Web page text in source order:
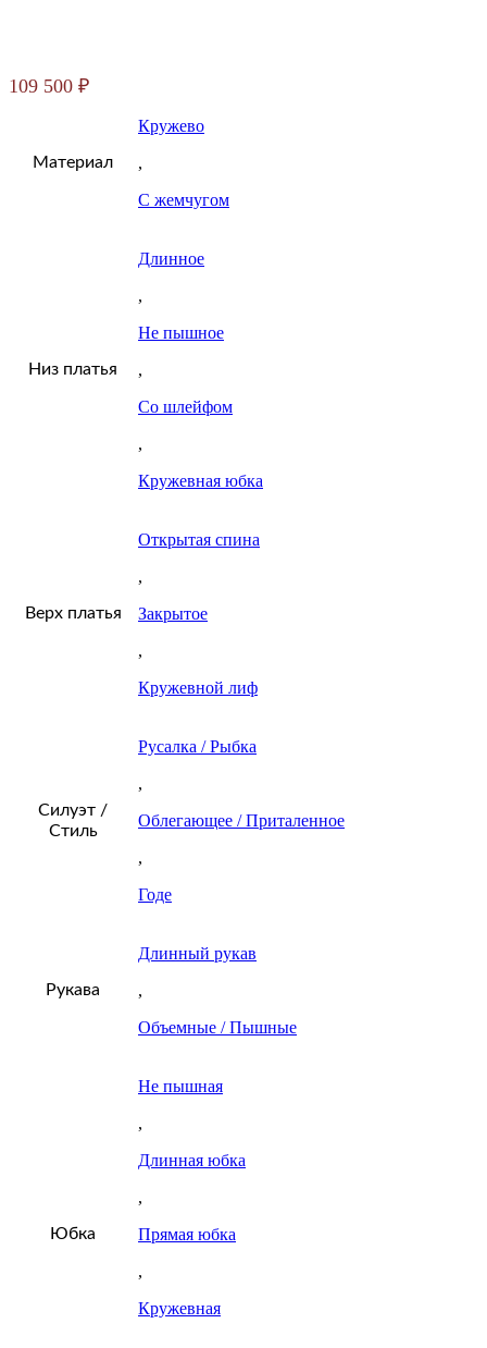
109 500 ₽
Материал
Кружево
,
С жемчугом
Низ платья
Длинное
,
Не пышное
,
Со шлейфом
,
Кружевная юбка
Верх платья
Открытая спина
,
Закрытое
,
Кружевной лиф
Силуэт /
Стиль
Русалка / Рыбка
,
Облегающее / Приталенное
,
Годе
Рукава
Длинный рукав
,
Объемные / Пышные
Юбка
Не пышная
,
Длинная юбка
,
Прямая юбка
,
Кружевная